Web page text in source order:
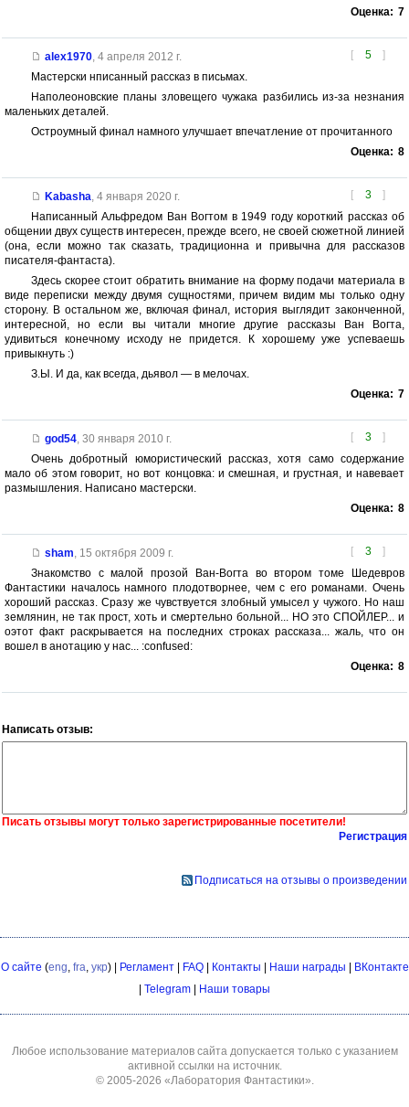
Оценка: 7
[ 5 ]
alex1970, 4 апреля 2012 г.
Мастерски нписанный рассказ в письмах.
Наполеоновские планы зловещего чужака разбились из-за незнания
маленьких деталей.
Остроумный финал намного улучшает впечатление от прочитанного
Оценка: 8
[ 3 ]
Kabasha, 4 января 2020 г.
Написанный Альфредом Ван Вогтом в 1949 году короткий рассказ об
общении двух существ интересен, прежде всего, не своей сюжетной линией
(она, если можно так сказать, традиционна и привычна для рассказов
писателя-фантаста).
Здесь скорее стоит обратить внимание на форму подачи материала в
виде переписки между двумя сущностями, причем видим мы только одну
сторону. В остальном же, включая финал, история выглядит законченной,
интересной, но если вы читали многие другие рассказы Ван Вогта,
удивиться конечному исходу не придется. К хорошему уже успеваешь
привыкнуть :)
З.Ы. И да, как всегда, дьявол — в мелочах.
Оценка: 7
[ 3 ]
god54, 30 января 2010 г.
Очень добротный юмористический рассказ, хотя само содержание
мало об этом говорит, но вот концовка: и смешная, и грустная, и навевает
размышления. Написано мастерски.
Оценка: 8
[ 3 ]
sham, 15 октября 2009 г.
Знакомство с малой прозой Ван-Вогта во втором томе Шедевров
Фантастики началось намного плодотворнее, чем с его романами. Очень
хороший рассказ. Сразу же чувствуется злобный умысел у чужого. Но наш
землянин, не так прост, хоть и смертельно больной... НО это СПОЙЛЕР... и
оэтот факт раскрывается на последних строках рассказа... жаль, что он
вошел в анотацию у нас... :confused:
Оценка: 8
Написать отзыв:
Писать отзывы могут только зарегистрированные посетители!
Регистрация
Подписаться на отзывы о произведении
О сайте (eng, fra, укр) | Регламент| FAQ| Контакты Наши награды
ВКонтакте
Telegram Наши товары
Любое использование материалов сайта допускается только с указанием
активной ссылки на источник.
© 2005-2026 «Лаборатория Фантастики».